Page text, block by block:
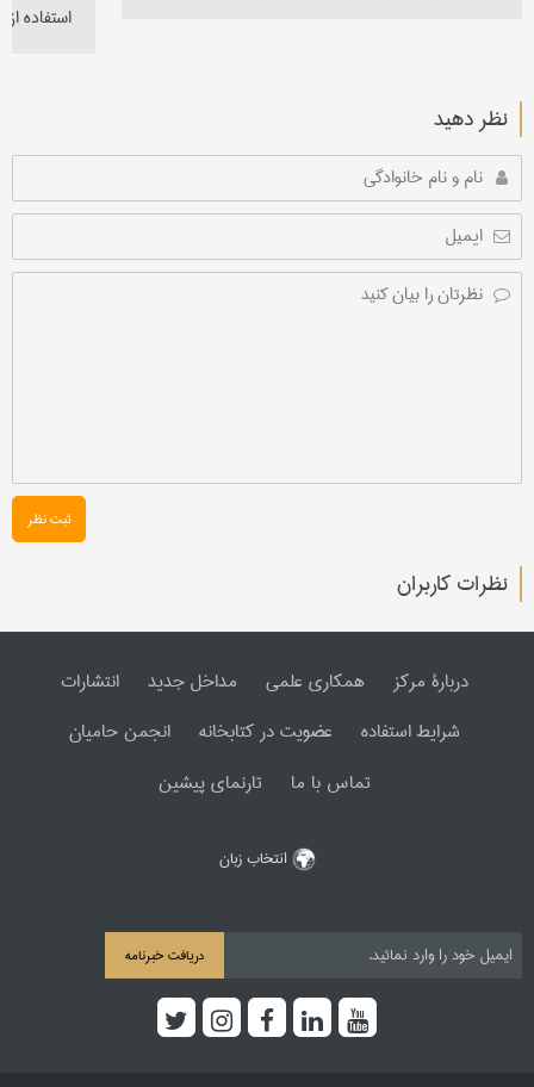
استفاده
نظر دهید
ثبت نظر
نظرات کاربران
دربارۀ مرکز همکاری علمی مداخل جدید
انتشارات
شرایط استفاده
عضویت در کتابخانه
انجمن حامیان
تماس با ما
تارنمای پیشین
انتخاب زبان
دریافت خبرنامه